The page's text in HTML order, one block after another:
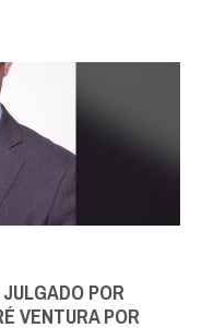
POR
VENTURA POR